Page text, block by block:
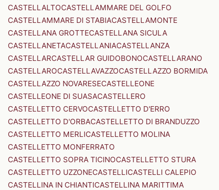
CASTELLALTOCASTELLAMMARE DEL GOLFO
CASTELLAMMARE DI STABIACASTELLAMONTE
CASTELLANA GROTTECASTELLANA SICULA
CASTELLANETACASTELLANIACASTELLANZA
CASTELLARCASTELLAR GUIDOBONOCASTELLARANO
CASTELLAROCASTELLAVAZZOCASTELLAZZO BORMIDA
CASTELLAZZO NOVARESECASTELLEONE
CASTELLEONE DI SUASACASTELLERO
CASTELLETTO CERVOCASTELLETTO D'ERRO
CASTELLETTO D'ORBACASTELLETTO DI BRANDUZZO
CASTELLETTO MERLICASTELLETTO MOLINA
CASTELLETTO MONFERRATO
CASTELLETTO SOPRA TICINOCASTELLETTO STURA
CASTELLETTO UZZONECASTELLICASTELLI CALEPIO
CASTELLINA IN CHIANTICASTELLINA MARITTIMA